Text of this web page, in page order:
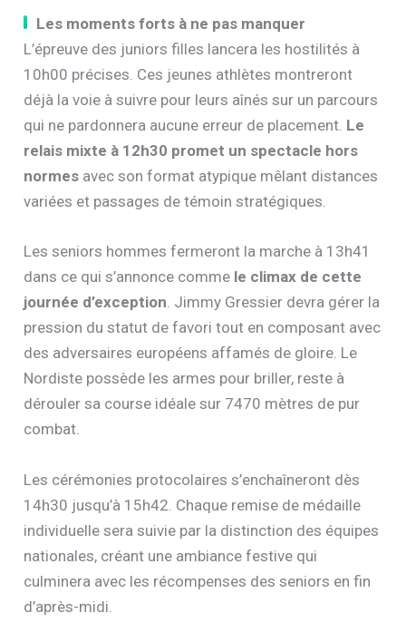
Les moments forts à ne pas manquer
L’épreuve des juniors filles lancera les hostilités à
10h00 précises. Ces jeunes athlètes montreront
déjà la voie à suivre pour leurs aînés sur un parcours
qui ne pardonnera aucune erreur de placement. Le
relais mixte à 12h30 promet un spectacle hors
normes avec son format atypique mêlant distances
variées et passages de témoin stratégiques.
Les seniors hommes fermeront la marche à 13h41
dans ce qui s’annonce comme le climax de cette
journée d’exception. Jimmy Gressier devra gérer la
pression du statut de favori tout en composant avec
des adversaires européens affamés de gloire. Le
Nordiste possède les armes pour briller, reste à
dérouler sa course idéale sur 7470 mètres de pur
combat.
Les cérémonies protocolaires s’enchaîneront dès
14h30 jusqu’à 15h42. Chaque remise de médaille
individuelle sera suivie par la distinction des équipes
nationales, créant une ambiance festive qui
culminera avec les récompenses des seniors en fin
d’après-midi.